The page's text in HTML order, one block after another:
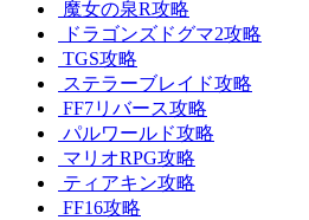
魔女の泉R攻略
ドラゴンズドグマ2攻略
TGS攻略
ステラーブレイド攻略
FF7リバース攻略
パルワールド攻略
マリオRPG攻略
ティアキン攻略
FF16攻略